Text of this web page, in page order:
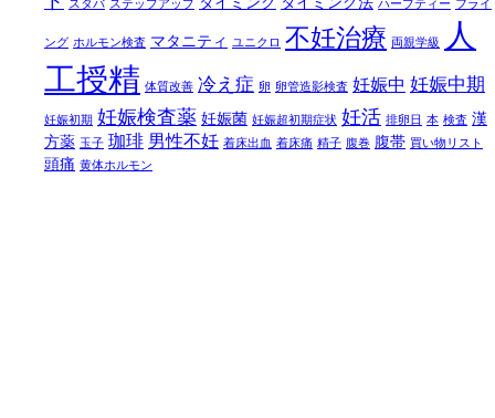
スタバ ステップアップ ハーブティー フライ
ング ホルモン検査 マタニティ ユニクロ 不妊治療 両親学級
人
工授精 体質改善 冷え症 卵 卵管造影検査 妊娠中 妊娠中期
妊娠初期 妊娠検査薬 妊娠菌 妊娠超初期症状 妊活 排卵日 本 検査 漢
方薬 玉子 珈琲 男性不妊 着床出血 着床痛 精子 腹巻 腹帯 買い物リスト
頭痛 黄体ホルモン